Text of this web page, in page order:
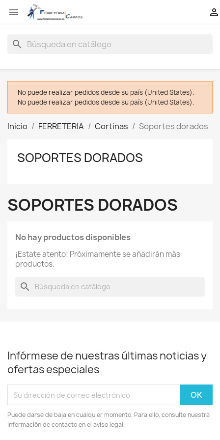
 
search
No puede realizar pedidos desde su país (United States).
No puede realizar pedidos desde su país (United States).
Inicio FERRETERIA Cortinas Soportes dorados
SOPORTES DORADOS
SOPORTES DORADOS
No hay productos disponibles
¡Estate atento! Próximamente se añadirán más
productos.
search
Infórmese de nuestras últimas noticias y
ofertas especiales
Puede darse de baja en cualquier momento. Para ello, consulte nuestra
información de contacto en el aviso legal.